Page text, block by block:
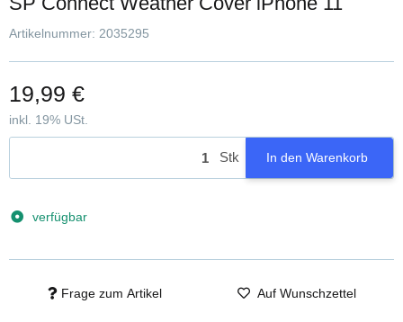
Artikelnummer: 2035295
19,99 €
inkl. 19% USt.
Stk In den Warenkorb
verfügbar
Frage zum Artikel Auf Wunschzettel